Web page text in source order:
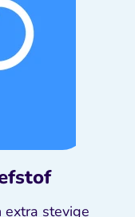
extra stevige